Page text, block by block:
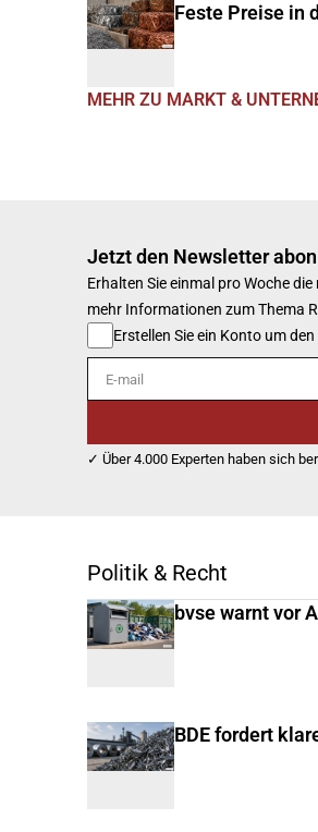
Feste Preise in
MEHR ZU MARKT &
Jetzt den Newsletter
Erhalten Sie einmal pro Woche
mehr Informationen zum Thema
Erstellen Sie ein Konto um
E-mail
✓ Über 4.000 Experten haben sich
Politik & Recht
bvse warnt vor
BDE fordert